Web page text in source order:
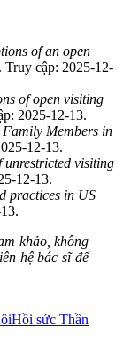
of an open
Truy cập: 2025-12-
of open visiting
2025-12-13.
Family Members in
12-13.
unrestricted visiting
12-13.
practices in US
khảo, không
hệ bác sĩ để
Hồi sức Thần